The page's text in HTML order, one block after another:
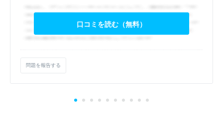
口コミを読む（無料）
問題を報告する